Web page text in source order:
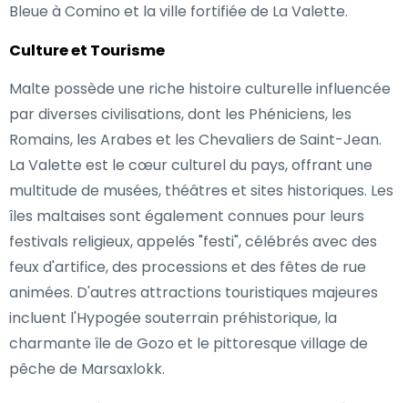
Bleue à Comino et la ville fortifiée de La Valette.
Culture et Tourisme
Malte possède une riche histoire culturelle influencée
par diverses civilisations, dont les Phéniciens, les
Romains, les Arabes et les Chevaliers de Saint-Jean.
La Valette est le cœur culturel du pays, offrant une
multitude de musées, théâtres et sites historiques. Les
îles maltaises sont également connues pour leurs
festivals religieux, appelés "festi", célébrés avec des
feux d'artifice, des processions et des fêtes de rue
animées. D'autres attractions touristiques majeures
incluent l'Hypogée souterrain préhistorique, la
charmante île de Gozo et le pittoresque village de
pêche de Marsaxlokk.